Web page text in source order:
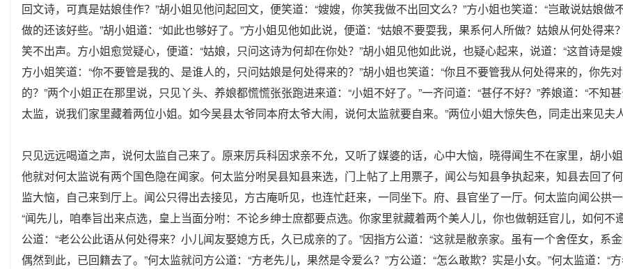
回文诗，可真是姑娘佳作？”胡小姐见他问起回文，便笑道：“嫂嫂，你笑我做不出回文么？”方小姐也笑道：“岂敢说姑娘做
做的还该好些。”胡小姐道：“如此也够好了。”方小姐见他如此说，便道：“姑娘不要耍我，果系何人所做？姑娘从何处得来
笑不出声。方小姐愈觉疑心，便道：“姑娘，只问这诗为何却在你处？”胡小姐见他如此说，也疑心起来，说道：“这首诗是
方小姐笑道：“你不要管是我的、是谁人的，只问姑娘是何处得来的？”胡小姐也笑道：“你且不要管我从何处得来的，你先
的？”两个小姐正在那里说，只见丫头、养娘都慌慌张张跑进来道：“小姐不好了。”一齐问道：“甚仔不好？”养娘道：“不知
太监，说我们家里藏着两位小姐。如今吴县太爷同本府太爷大闹，说何太监就要自来。”两位小姐大惊失色，同走出来见夫
只见远远喝道之声，说何太监自己来了。原来厉兵科因求亲不允，又听了媒婆的话，心中大恼，晓得闻生不在家里，胡小姐
他就对何太监说有两个国色隐在闻家。何太监分咐吴县知县来选，门上帖了上用票子，闻公与知县争执起来，知县去回了
监大恼，自己来到厅上。闻公只得出去接见，方古庵听见，也连忙赶来，一同坐下。府、县官坐了一厅。何太监向闻公拱一
“闻先儿，咱奉旨出来点选，皇上当面分咐：不论乡绅士庶都要点选。你家里就藏着两个美人儿，你也做朝廷官儿，如何不
公道：“老公公此语从何处得来？小儿闻友娶媳方氏，久已成亲的了。”因指方公道：“这就是敝亲家。虽有一个舍侄女，系
偶然到此，已回籍去了。”何太监就问方公道：“方老先儿，果然是令爱么？”方公道：“怎么敢欺？实是小女。”何太监道：“